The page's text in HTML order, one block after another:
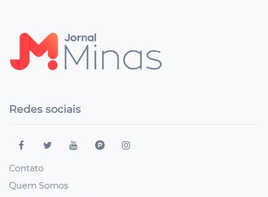
Redes sociais
Contato
Quem Somos